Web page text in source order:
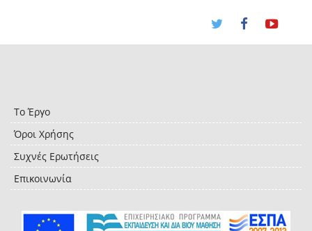
Το Έργο
Όροι Χρήσης
Συχνές Ερωτήσεις
Επικοινωνία